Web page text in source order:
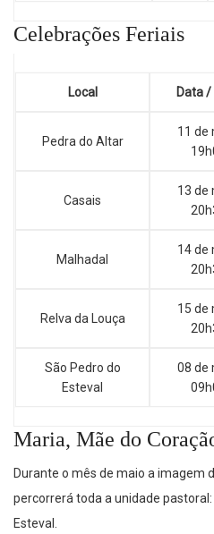
Celebrações Feriais
Local Data /
Pedra do Altar
11 de
Casais
13 de
Malhadal
14 de
Relva da Louça
15 de
São Pedro do
Esteval
08 de
Maria, Mãe do
Durante o mês de maio a imagem
percorrerá toda a unidade
Esteval.